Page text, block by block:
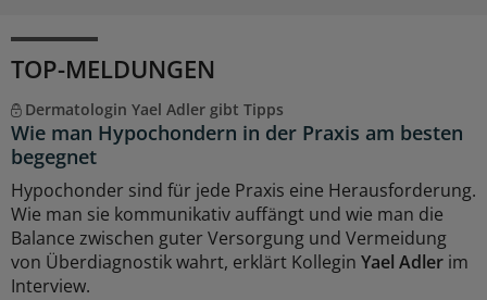
TOP-MELDUNGEN
Dermatologin Yael Adler gibt Tipps
Wie man Hypochondern in der Praxis am besten
begegnet
Hypochonder sind für jede Praxis eine Herausforderung.
Wie man sie kommunikativ auffängt und wie man die
Balance zwischen guter Versorgung und Vermeidung
von Überdiagnostik wahrt, erklärt Kollegin Yael Adler im
Interview.